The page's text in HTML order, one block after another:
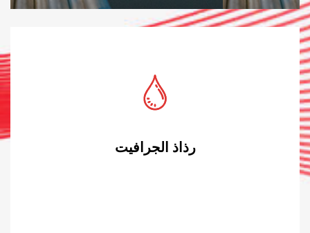
رذاذ الجرافيت